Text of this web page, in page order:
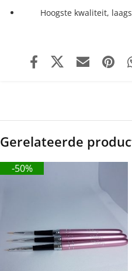
Hoogste kwaliteit,
Gerelateerde
-50%